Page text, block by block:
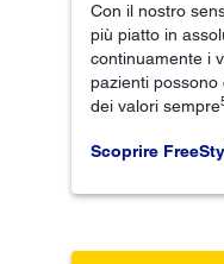
Con il nostro
più piatto in
continuamente i
pazienti
dei valori sempre
Scoprire